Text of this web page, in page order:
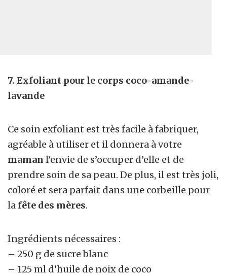
7. Exfoliant pour le corps coco-amande-
lavande
Ce soin exfoliant est très facile à fabriquer,
agréable à utiliser et il donnera à votre
maman l’envie de s’occuper d’elle et de
prendre soin de sa peau. De plus, il est très joli,
coloré et sera parfait dans une corbeille pour
la fête des mères.
Ingrédients nécessaires :
– 250 g de sucre blanc
– 125 ml d’huile de noix de coco